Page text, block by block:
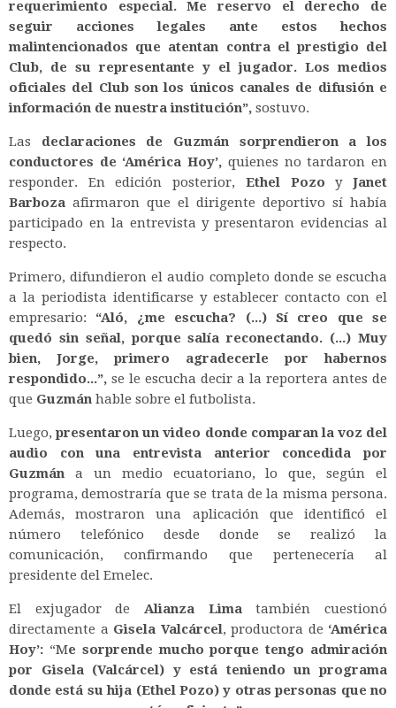
requerimiento especial. Me reservo el derecho de
seguir acciones legales ante estos hechos
malintencionados que atentan contra el prestigio del
Club, de su representante y el jugador. Los medios
oficiales del Club son los únicos canales de difusión e
información de nuestra institución”, sostuvo.
Las declaraciones de Guzmán sorprendieron a los
conductores de ‘América Hoy’, quienes no tardaron en
responder. En edición posterior, Ethel Pozo yJanet
Barboza afirmaron que el dirigente deportivo sí había
participado en la entrevista y presentaron evidencias al
respecto.
Primero, difundieron el audio completo donde se escucha
a la periodista identificarse y establecer contacto con el
empresario: “Aló, ¿me escucha? (...) Sí creo que se
quedó sin señal, porque salía reconectando. (...) Muy
bien, Jorge, primero agradecerle por habernos
respondido...”, se le escucha decir a la reportera antes de
que Guzmán hable sobre el futbolista.
Luego,presentaron un video donde comparan la voz del
audio con una entrevista anterior concedida por
Guzmán a un medio ecuatoriano, lo que, según el
programa, demostraría que se trata de la misma persona.
Además, mostraron una aplicación que identificó el
número telefónico desde donde se realizó la
comunicación, confirmando que pertenecería al
presidente del Emelec.
El exjugador de Alianza Limatambién cuestionó
directamente a Gisela Valcárcel, productora de ‘América
Hoy’: “Me sorprende mucho porque tengo admiración
por Gisela (Valcárcel) y está teniendo un programa
donde está su hija (Ethel Pozo) y otras personas que no